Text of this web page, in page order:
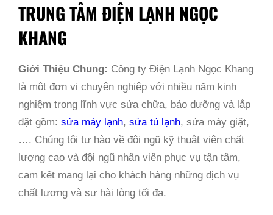
TRUNG TÂM ĐIỆN LẠNH NGỌC
KHANG
Giới Thiệu Chung: Công ty Điện Lạnh Ngọc Khang
là một đơn vị chuyên nghiệp với nhiều năm kinh
nghiệm trong lĩnh vực sửa chữa, bảo dưỡng và lắp
đặt gồm: sửa máy lạnh, sửa tủ lạnh, sửa máy giặt,
…. Chúng tôi tự hào về đội ngũ kỹ thuật viên chất
lượng cao và đội ngũ nhân viên phục vụ tận tâm,
cam kết mang lại cho khách hàng những dịch vụ
chất lượng và sự hài lòng tối đa.